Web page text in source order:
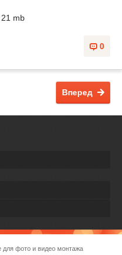
mb
0
Вперед
фото и видео монтажа